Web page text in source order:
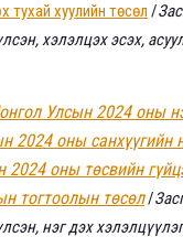
тухай хуулийн төсөл /
хэлэлцэх эсэх,
Улсын 2024 оны
2024 оны санхүүгийн
2024 оны төсвийн
тогтоолын төсөл/
нэг дэх хэлэлцүүлэг